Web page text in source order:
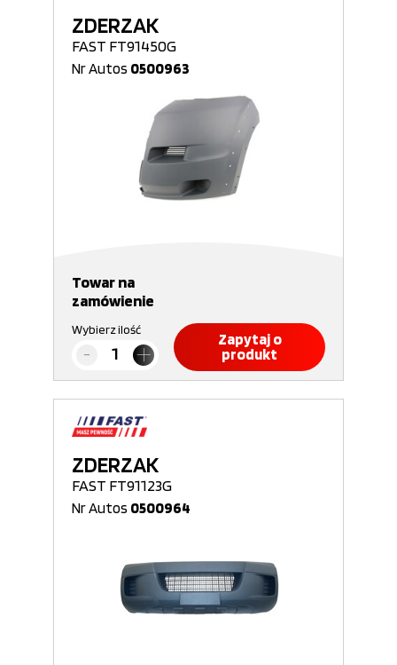
ZDERZAK
FAST FT91450G
Nr Autos 0500963
Towar na
zamówienie
Wybierz ilość
Zapytaj o
produkt
ZDERZAK
FAST FT91123G
Nr Autos 0500964